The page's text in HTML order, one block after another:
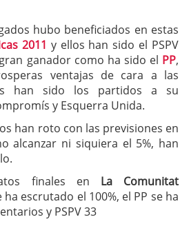
hubo beneficiados en estas
2011 y ellos han sido el PSPV
ganador como ha sido el PP,
ventajas de cara a las
han sido los partidos a su
y Esquerra Unida.
han roto con las previsiones en
alcanzar ni siquiera el 5%, han
finales en La Comunitat
ha escrutado el 100%, el PP se ha
y PSPV 33